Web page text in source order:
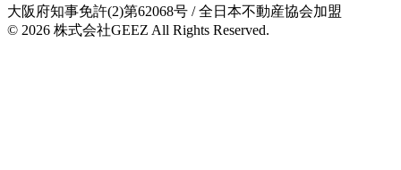
大阪府知事免許(2)第62068号 / 全日本不動産協会加盟
© 2026 株式会社GEEZ All Rights Reserved.